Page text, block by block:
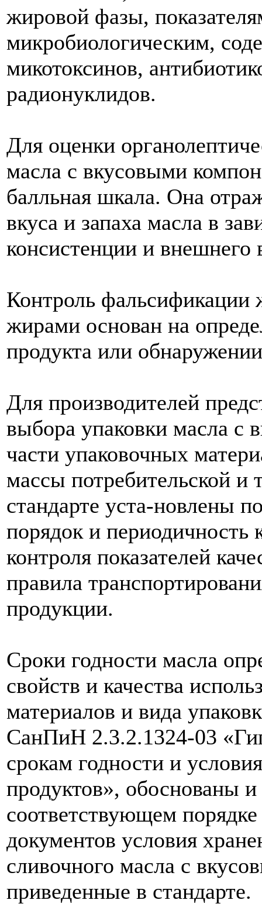
жировой фазы,
микробиологическим,
микотоксинов,
радионуклидов.
Для оценки
масла с вкусовыми
балльная шкала. Она
вкуса и запаха масла в
консистенции и внешнего
Контроль
жирами основан на
продукта или
Для производителей
выбора упаковки масла с
части упаковочных
массы потребительской и
стандарте уста-новлены
порядок и периодичность
контроля показателей
правила
продукции.
Сроки годности масла
свойств и качества
материалов и вида
СанПиН 2.3.2.1324-03
срокам годности и
продуктов», обоснованы и
соответствующем
документов условия
сливочного масла с
приведенные в стандарте.